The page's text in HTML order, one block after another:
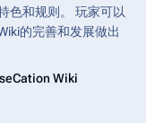
色和规则。 玩家可以
的完善和发展做出
Wiki